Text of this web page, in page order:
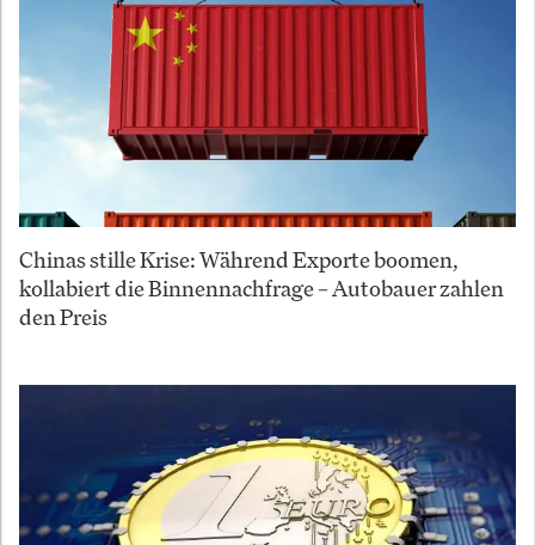
Chinas stille Krise: Während Exporte boomen,
kollabiert die Binnennachfrage – Autobauer zahlen
den Preis